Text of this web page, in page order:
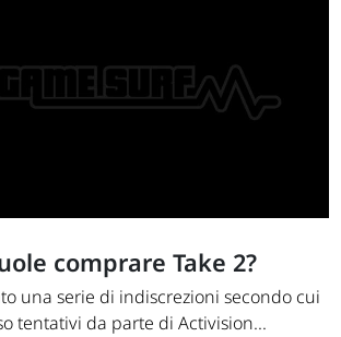
comprare Take 2?
una serie di indiscrezioni secondo cui
tentativi da parte di Activision...